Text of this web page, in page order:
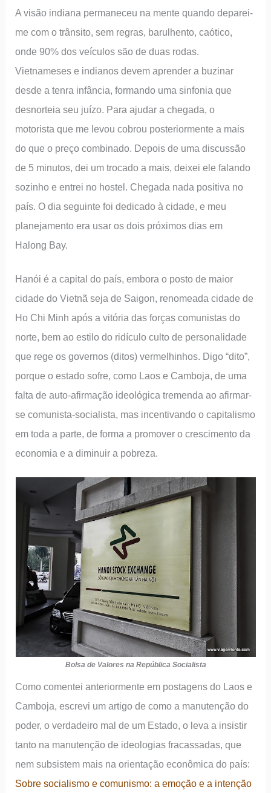
A visão indiana permaneceu na mente quando deparei-
me com o trânsito, sem regras, barulhento, caótico,
onde 90% dos veículos são de duas rodas.
Vietnameses e indianos devem aprender a buzinar
desde a tenra infância, formando uma sinfonia que
desnorteia seu juízo. Para ajudar a chegada, o
motorista que me levou cobrou posteriormente a mais
do que o preço combinado. Depois de uma discussão
de 5 minutos, dei um trocado a mais, deixei ele falando
sozinho e entrei no hostel. Chegada nada positiva no
país. O dia seguinte foi dedicado à cidade, e meu
planejamento era usar os dois próximos dias em
Halong Bay.
Hanói é a capital do país, embora o posto de maior
cidade do Vietnã seja de Saigon, renomeada cidade de
Ho Chi Minh após a vitória das forças comunistas do
norte, bem ao estilo do ridículo culto de personalidade
que rege os governos (ditos) vermelhinhos. Digo “dito”,
porque o estado sofre, como Laos e Camboja, de uma
falta de auto-afirmação ideológica tremenda ao afirmar-
se comunista-socialista, mas incentivando o capitalismo
em toda a parte, de forma a promover o crescimento da
economia e a diminuir a pobreza.
Bolsa de Valores na República Socialista
Como comentei anteriormente em postagens do Laos e
Camboja, escrevi um artigo de como a manutenção do
poder, o verdadeiro mal de um Estado, o leva a insistir
tanto na manutenção de ideologias fracassadas, que
nem subsistem mais na orientação econômica do país:
Sobre socialismo e comunismo: a emoção e a intenção